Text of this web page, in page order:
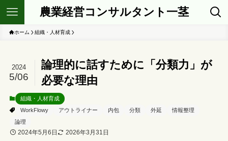
農業経営コンサルタント一茎
ホーム 組織・人材育成
論理的に話すために「分類力」が
必要な理由
2024
5/06
組織・人材育成
WorkFlowy
アウトライナー 内包 分類 外延
情報整理
論理
2024年5月6日 2026年3月31日